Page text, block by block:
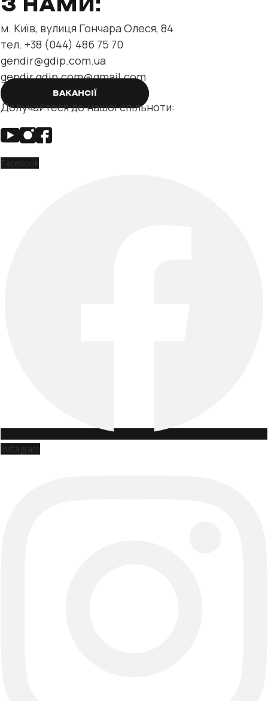
З НАМИ:
м. Київ, вулиця Гончара Олеся, 84
тел. +38 (044) 486 75 70
gendir@gdip.com.ua
gendir.gdip.com@gmail.com
ВАКАНСІЇ
Долучайтеся до нашої спільноти:
Facebook
Instagram